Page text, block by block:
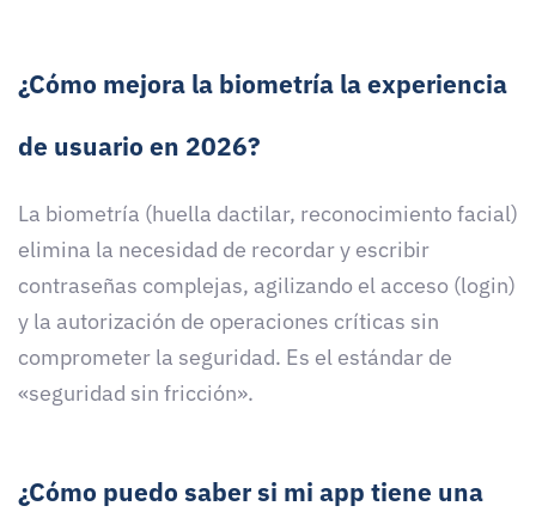
¿Cómo mejora la biometría la experiencia
de usuario en 2026?
La biometría (huella dactilar, reconocimiento facial)
elimina la necesidad de recordar y escribir
contraseñas complejas, agilizando el acceso (login)
y la autorización de operaciones críticas sin
comprometer la seguridad. Es el estándar de
«seguridad sin fricción».
¿Cómo puedo saber si mi app tiene una